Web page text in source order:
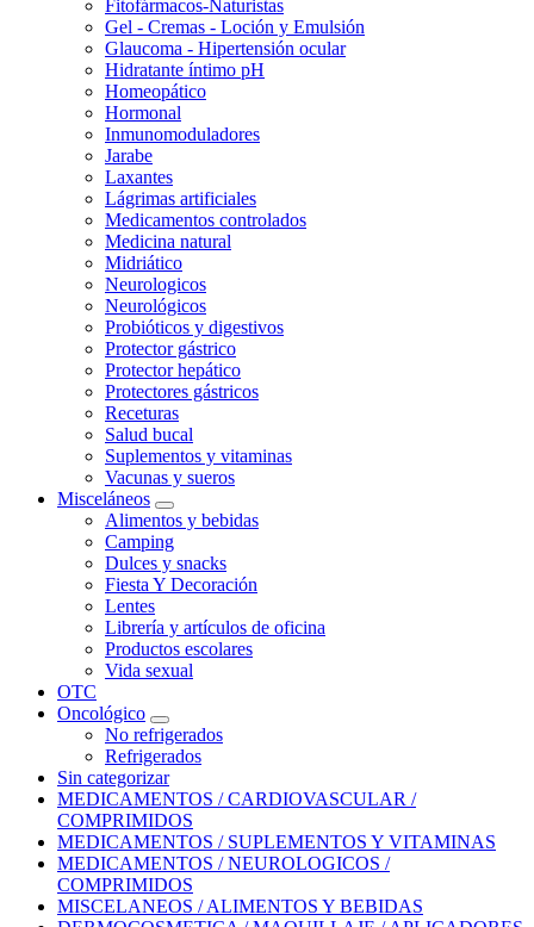
Fitofármacos-Naturistas
Gel - Cremas - Loción y Emulsión
Glaucoma - Hipertensión ocular
Hidratante íntimo pH
Homeopático
Hormonal
Inmunomoduladores
Jarabe
Laxantes
Lágrimas artificiales
Medicamentos controlados
Medicina natural
Midriático
Neurologicos
Neurológicos
Probióticos y digestivos
Protector gástrico
Protector hepático
Protectores gástricos
Receturas
Salud bucal
Suplementos y vitaminas
Vacunas y sueros
Misceláneos
Alimentos y bebidas
Camping
Dulces y snacks
Fiesta Y Decoración
Lentes
Librería y artículos de oficina
Productos escolares
Vida sexual
OTC
Oncológico
No refrigerados
Refrigerados
Sin categorizar
MEDICAMENTOS / CARDIOVASCULAR /
COMPRIMIDOS
MEDICAMENTOS / SUPLEMENTOS Y VITAMINAS
MEDICAMENTOS / NEUROLOGICOS /
COMPRIMIDOS
MISCELANEOS / ALIMENTOS Y BEBIDAS